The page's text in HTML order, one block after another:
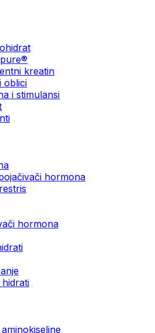
kreatin
oblici
i stimulansi
hormona
hormona